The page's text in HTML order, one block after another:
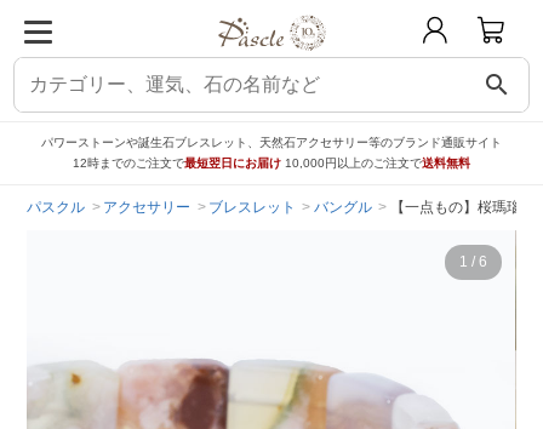
search
パワーストーンや誕生石ブレスレット、天然石アクセサリー等のブランド通販サイト
12時までのご注文で最短翌日にお届け 10,000円以上のご注文で送料無料
パスクル アクセサリー ブレスレット バングル 【一点もの】桜瑪瑙バ
1 / 6